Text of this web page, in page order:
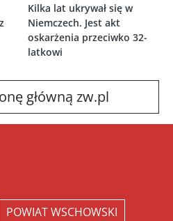
Kilka lat ukrywał się w
Niemczech. Jest akt
oskarżenia przeciwko 32-
latkowi
główną zw.pl
POWIAT WSCHOWSKI